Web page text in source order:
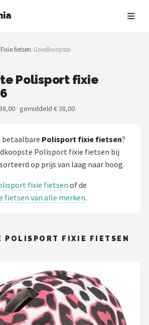
Fixie fietsen/Goedkoopste
Polisport fixie
· gemiddeld € 38,00
betaalbare Polisport fixie fietsen?
Polisport fixie fietsen bij
op prijs van laag naar hoog.
fixie fietsenof de
fietsen van alle merken.
POLISPORT FIXIE FIETSEN